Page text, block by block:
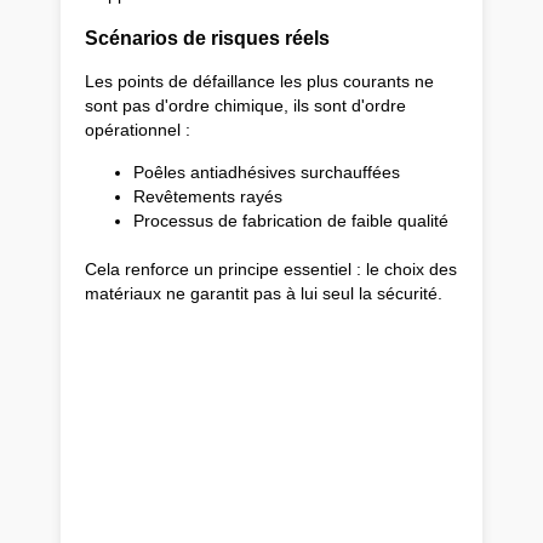
Scénarios de risques réels
Les points de défaillance les plus courants ne
sont pas d'ordre chimique, ils sont d'ordre
opérationnel :
Poêles antiadhésives surchauffées
Revêtements rayés
Processus de fabrication de faible qualité
Cela renforce un principe essentiel : le choix des
matériaux ne garantit pas à lui seul la sécurité.